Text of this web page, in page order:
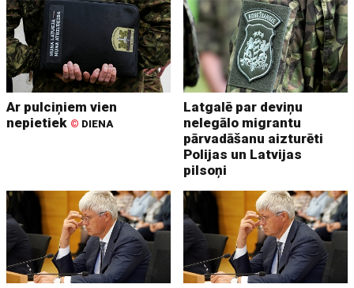
Ar pulciņiem vien
nepietiek © DIENA
Latgalē par deviņu
nelegālo migrantu
pārvadāšanu aizturēti
Polijas un Latvijas
pilsoņi